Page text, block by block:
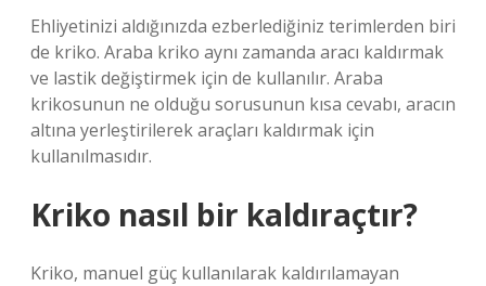
Ehliyetinizi aldığınızda ezberlediğiniz terimlerden biri
de kriko. Araba kriko aynı zamanda aracı kaldırmak
ve lastik değiştirmek için de kullanılır. Araba
krikosunun ne olduğu sorusunun kısa cevabı, aracın
altına yerleştirilerek araçları kaldırmak için
kullanılmasıdır.
Kriko nasıl bir kaldıraçtır?
Kriko, manuel güç kullanılarak kaldırılamayan